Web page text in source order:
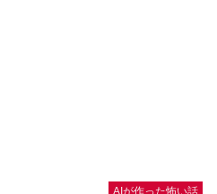
AIが作った怖い話